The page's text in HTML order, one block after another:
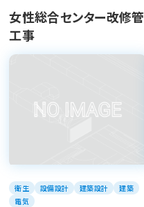
女性総合センター改修管
工事
衛生 設備設計 建築設計
建築
電気